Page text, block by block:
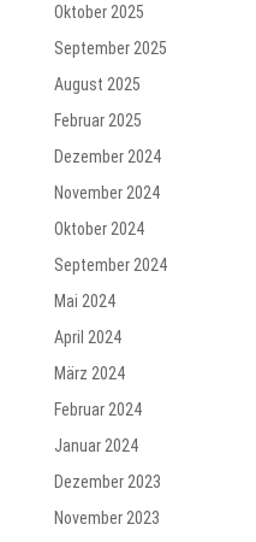
Oktober 2025
September 2025
August 2025
Februar 2025
Dezember 2024
November 2024
Oktober 2024
September 2024
Mai 2024
April 2024
März 2024
Februar 2024
Januar 2024
Dezember 2023
November 2023